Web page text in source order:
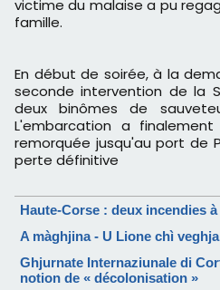
victime du malaise a pu
famille.
En début de soirée, à la
seconde intervention de la
deux binômes de
L'embarcation a
remorquée jusqu'au port de
perte définitive
Haute-Corse : deux incendies
A màghjina - U Lione chì
Ghjurnate Internaziunale di
notion de « décolonisation »